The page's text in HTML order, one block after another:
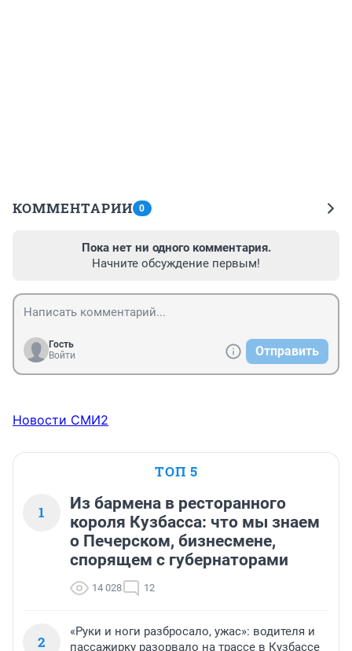
КОММЕНТАРИИ 0
Пока нет ни одного комментария.
Начните обсуждение первым!
Гость
Войти
Отправить
Новости СМИ2
ТОП 5
1
Из бармена в ресторанного
короля Кузбасса: что мы знаем
о Печерском, бизнесмене,
спорящем с губернаторами
14 028 12
2
«Руки и ноги разбросало, ужас»: водителя и
пассажирку разорвало на трассе в Кузбассе